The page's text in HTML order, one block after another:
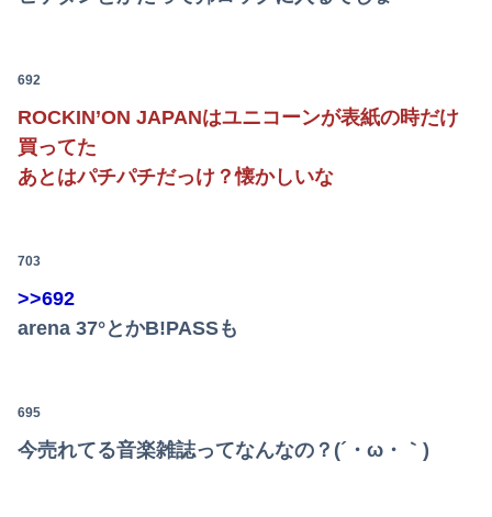
692
ROCKIN’ON JAPANはユニコーンが表紙の時だけ
買ってた
あとはパチパチだっけ？懐かしいな
703
>>692
arena 37°とかB!PASSも
695
今売れてる音楽雑誌ってなんなの？(´・ω・｀)